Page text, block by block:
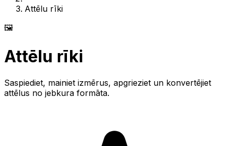
Attēlu rīki
🖼️
Attēlu rīki
Saspiediet, mainiet izmērus, apgrieziet un konvertējiet
attēlus no jebkura formāta.